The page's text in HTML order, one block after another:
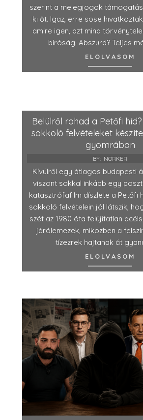
szerint a melegjogok
ki őt. Igaz, erre sose
amire igen, azt mind
bíróság. Abszurd? Teljes
ELOLVASOM
Belülről rohad a Petőfi
sokkoló felvételeket
gyomrában
BY: NORKER
Kívülről egy átlagos budapesti
viszont sokkal inkább egy
katasztrófafilm díszlete a Petőfi
sokkoló felvételein jól látszik,
szét az 1980 óta felújítatlan
járólemezek, miközben a
tízezrek hajtanak át
ELOLVASOM